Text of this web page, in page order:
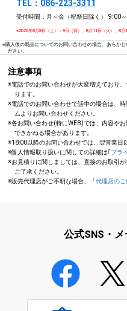
TEL： 086-223-3311
受付時間：月～金（祝祭日除く） 9:00
※2026年8月8日（土）～9日（日）、8月11日（火）、8月
※購入後の製品についてのお問い合わせの場合、あらか
ださい。
注意事項
※電話でのお問い合わせが大変増えており
ります。
※電話でのお問い合わせで話中の場合は、
ムよりお問い合わせください。
※各お問い合わせ(特にWEB)では、内容や
できかねる場合があります。
※18:00以降のお問い合わせでは、翌営業日
※個人情報取り扱いに関しての詳細は｢プラ
※お見積りに関しましては、直接のお取引
ご了承ください。
※販売代理店がご不明な場合、「代理店の
公式SNS・